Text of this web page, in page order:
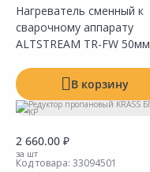
Нагреватель сменный к
сварочному аппарату
ALTSTREAM TR-FW 50мм
В корзину
2 660.00 ₽
за шт
Код товара: 33094501